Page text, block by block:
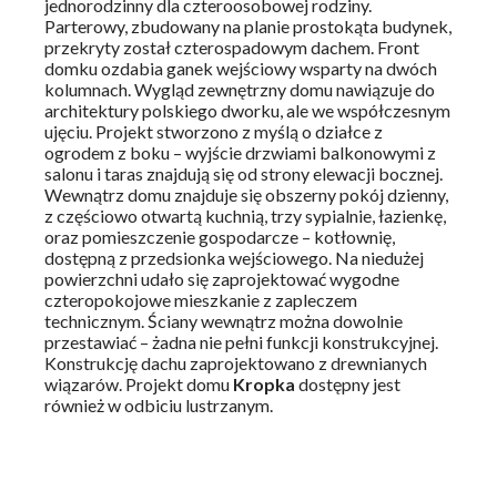
jednorodzinny dla czteroosobowej rodziny.
Parterowy, zbudowany na planie prostokąta budynek,
przekryty został czterospadowym dachem. Front
domku ozdabia ganek wejściowy wsparty na dwóch
kolumnach. Wygląd zewnętrzny domu nawiązuje do
architektury polskiego dworku, ale we współczesnym
ujęciu. Projekt stworzono z myślą o działce z
ogrodem z boku – wyjście drzwiami balkonowymi z
salonu i taras znajdują się od strony elewacji bocznej.
Wewnątrz domu znajduje się obszerny pokój dzienny,
z częściowo otwartą kuchnią, trzy sypialnie, łazienkę,
oraz pomieszczenie gospodarcze – kotłownię,
dostępną z przedsionka wejściowego. Na niedużej
powierzchni udało się zaprojektować wygodne
czteropokojowe mieszkanie z zapleczem
technicznym. Ściany wewnątrz można dowolnie
przestawiać – żadna nie pełni funkcji konstrukcyjnej.
Konstrukcję dachu zaprojektowano z drewnianych
wiązarów. Projekt domu Kropka dostępny jest
również w odbiciu lustrzanym.